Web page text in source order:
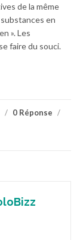
de la même
en
». Les
faire du souci.
/ 0 Réponse /